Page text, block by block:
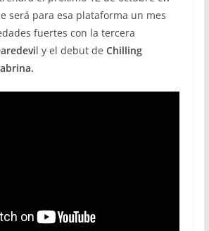
será para esa plataforma un mes
fuertes con la tercera
l y el debut de Chilling